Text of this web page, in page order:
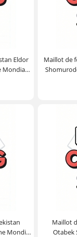
Eldor
Mondial
Maillot de
Mondial
Maillot
Otabek